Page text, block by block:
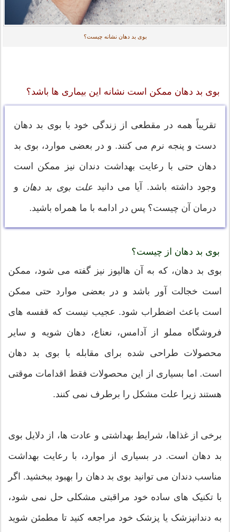
بوی بد دهان نشانه چیست؟
بوی بد دهان ممکن است نشانه این بیماری ها باشد؟
تقریباً همه در مقطعی از زندگی خود با بوی بد دهان
دست و پنجه نرم می کنند. و در بعضی موارد، بوی بد
دهان حتی با رعایت بهداشت دندان نیز ممکن است
وجود داشته باشد. آیا می دانید علت بوی بد دهان و
درمان آن چیست؟ پس در ادامه با ما همراه باشید.
بوی بد دهان از چیست؟
بوی بد دهان، که به آن هالیوز نیز گفته می شود، ممکن
است خجالت آور باشد و در بعضی موارد حتی ممکن
است باعث اضطراب شود. عجیب نیست که قفسه های
فروشگاه مملو از آدامس، نعناع، دهان شویه و سایر
محصولات طراحی شده برای مقابله با بوی بد دهان
است. اما بسیاری از این محصولات فقط اقدامات موقتی
هستند زیرا علت مشکل را برطرف نمی کنند.
برخی از غذاها، شرایط بهداشتی و عادت ها، از دلایل بوی
بد دهان است. در بسیاری از موارد، با رعایت بهداشت
مناسب دندان می توانید بوی بد دهان را بهبود ببخشید. اگر
با تکنیک های ساده خود مراقبتی مشکلی حل نمی شود،
به دندانپزشک یا پزشک خود مراجعه کنید تا مطمئن شوید